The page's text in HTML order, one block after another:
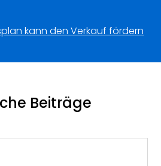
kann den Verkauf fördern
Beiträge